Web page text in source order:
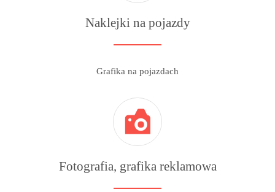
Naklejki na pojazdy
Grafika na pojazdach
Fotografia, grafika reklamowa